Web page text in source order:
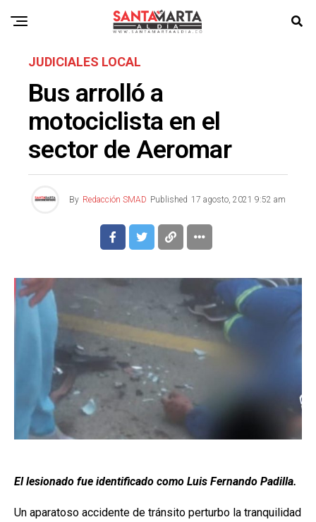
JUDICIALES LOCAL
Bus arrolló a
motociclista en el
sector de Aeromar
By Redacción SMAD Published 17 agosto, 2021 9:52 am
El lesionado fue identificado como Luis Fernando Padilla.
Un aparatoso accidente de tránsito perturbo la tranquilidad